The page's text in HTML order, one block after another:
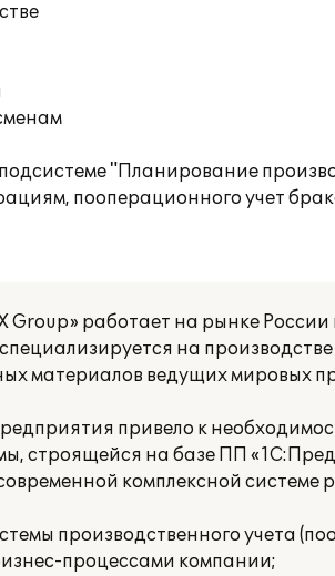
"Планирование
пооперационного учет
Group» работает на рынке России
на
материалов ведущих мировых
привело к
строящейся на базе ПП
комплексной
производственного учета
процессами компании;